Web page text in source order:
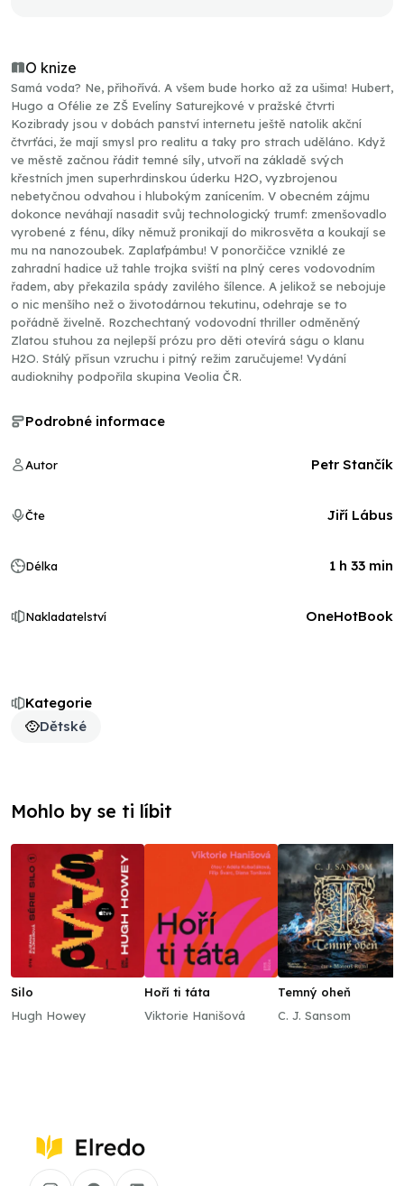
O knize
Samá voda? Ne, přihořívá. A všem bude horko až za ušima! Hubert,
Hugo a Ofélie ze ZŠ Evelíny Saturejkové v pražské čtvrti
Kozibrady jsou v dobách panství internetu ještě natolik akční
čtvrťáci, že mají smysl pro realitu a taky pro strach uděláno. Když
ve městě začnou řádit temné síly, utvoří na základě svých
křestních jmen superhrdinskou úderku H2O, vyzbrojenou
nebetyčnou odvahou i hlubokým zanícením. V obecném zájmu
dokonce neváhají nasadit svůj technologický trumf: zmenšovadlo
vyrobené z fénu, díky němuž pronikají do mikrosvěta a koukají se
mu na nanozoubek. Zaplaťpámbu! V ponorčičce vzniklé ze
zahradní hadice už tahle trojka sviští na plný ceres vodovodním
řadem, aby překazila spády zavilého šílence. A jelikož se nebojuje
o nic menšího než o životodárnou tekutinu, odehraje se to
pořádně živelně. Rozchechtaný vodovodní thriller odměněný
Zlatou stuhou za nejlepší prózu pro děti otevírá ságu o klanu
H2O. Stálý přísun vzruchu i pitný režim zaručujeme! Vydání
audioknihy podpořila skupina Veolia ČR.
Kategorie
Dětské
Podrobné informace
Autor Petr Stančík
Čte Jiří Lábus
Délka 1 h 33 min
Nakladatelství OneHotBook
Mohlo by se ti líbit
Silo
Hugh Howey
Hoří ti táta
Viktorie Hanišová
Temný oheň
C. J. Sansom